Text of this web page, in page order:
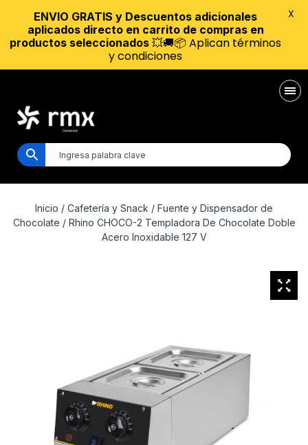
Inicio / Cafetería y Snack / Fuente y Dispensador de
Chocolate / Rhino CHOCO-2 Templadora De Chocolate Doble
Acero Inoxidable 127 V
ENVIO GRATIS y Descuentos adicionales
aplicados directo en carrito de compras en
productos seleccionados 💥🚚📦 Aplican términos
y condiciones
X